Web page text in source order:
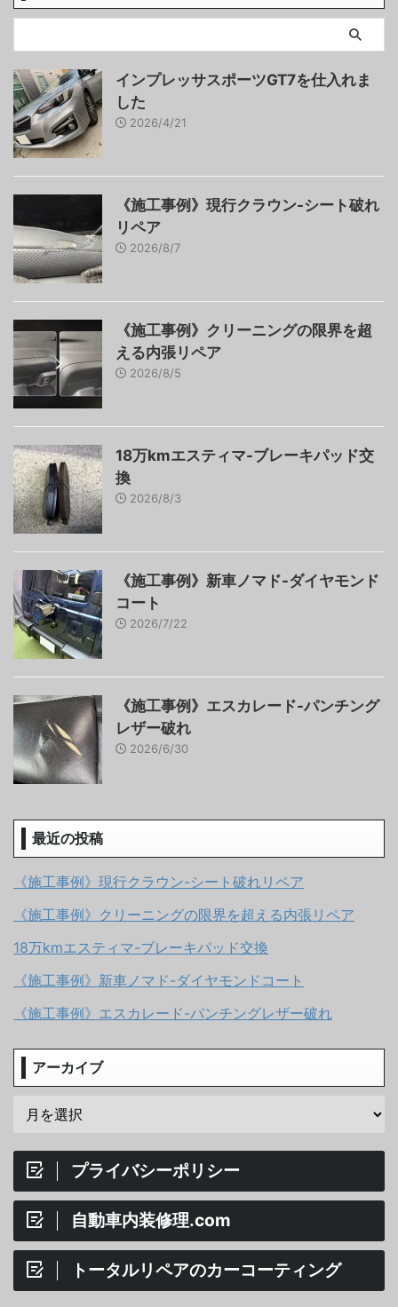
インプレッサスポーツGT7を仕入れま
した
2026/4/21
《施工事例》現行クラウン-シート破れ
リペア
2026/8/7
《施工事例》クリーニングの限界を超
える内張リペア
2026/8/5
18万kmエスティマ-ブレーキパッド交
換
2026/8/3
《施工事例》新車ノマド-ダイヤモンド
コート
2026/7/22
《施工事例》エスカレード-パンチング
レザー破れ
2026/6/30
最近の投稿
《施工事例》現行クラウン-シート破れリペア
《施工事例》クリーニングの限界を超える内張リペア
18万kmエスティマ-ブレーキパッド交換
《施工事例》新車ノマド-ダイヤモンドコート
《施工事例》エスカレード-パンチングレザー破れ
アーカイブ
プライバシーポリシー
自動車内装修理.com
トータルリペアのカーコーティング